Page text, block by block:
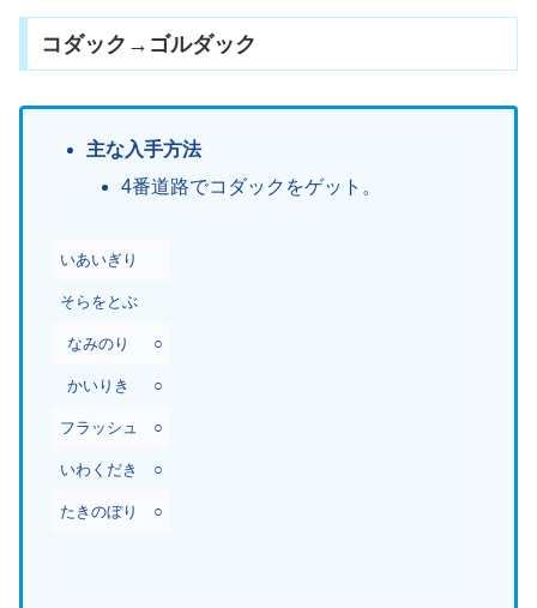
コダック→ゴルダック
主な入手方法
4番道路でコダックをゲット。
いあいぎり
そらをとぶ
なみのり ○
かいりき ○
フラッシュ ○
いわくだき ○
たきのぼり ○